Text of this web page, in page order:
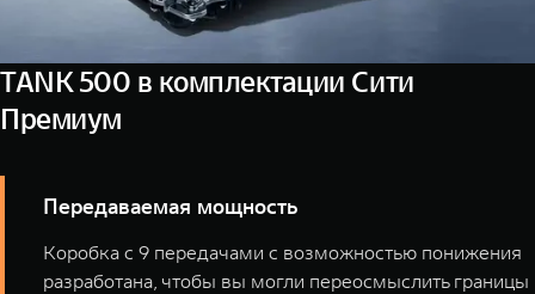
TANK 500 в комплектации Сити
Премиум
Передаваемая мощность
Коробка с 9 передачами с возможностью понижения
разработана, чтобы вы могли переосмыслить границы